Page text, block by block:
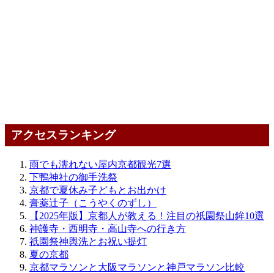
アクセスランキング
雨でも濡れない屋内京都観光7選
下鴨神社の御手洗祭
京都で夏休み子どもとお出かけ
膏薬辻子（こうやくのずし）
【2025年版】京都人が教える！注目の祇園祭山鉾10選
神護寺・西明寺・高山寺への行き方
祇園祭神輿洗とお祝い提灯
夏の京都
京都マラソンと大阪マラソンと神戸マラソン比較